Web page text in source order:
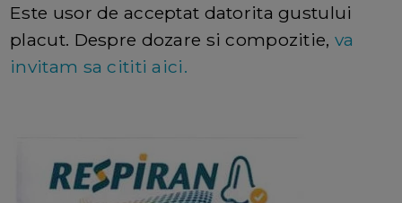
Este usor de acceptat datorita gustului
placut. Despre dozare si compozitie, va
invitam sa cititi aici.